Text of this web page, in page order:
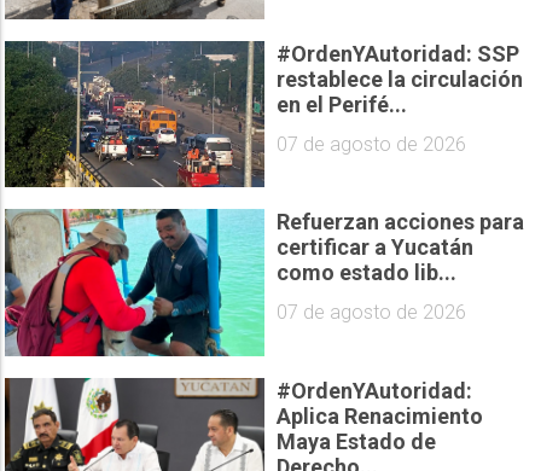
#OrdenYAutoridad: SSP
restablece la circulación
en el Perifé...
07 de agosto de 2026
Refuerzan acciones para
certificar a Yucatán
como estado lib...
07 de agosto de 2026
#OrdenYAutoridad:
Aplica Renacimiento
Maya Estado de